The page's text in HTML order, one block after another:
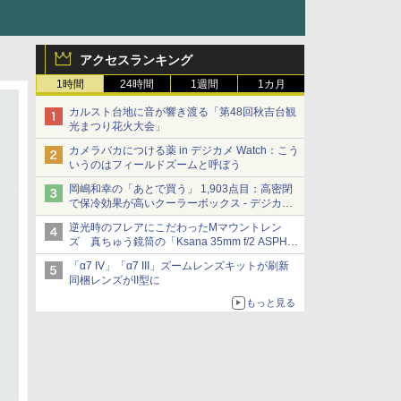
アクセスランキング
1時間 24時間 1週間 1カ月
カルスト台地に音が響き渡る「第48回秋吉台観
光まつり花火大会」
カメラバカにつける薬 in デジカメ Watch：こう
いうのはフィールドズームと呼ぼう
岡嶋和幸の「あとで買う」 1,903点目：高密閉
で保冷効果が高いクーラーボックス - デジカメ
Watch
逆光時のフレアにこだわったMマウントレン
ズ 真ちゅう鏡筒の「Ksana 35mm f/2 ASPH.
シルバークローム」
「α7 IV」「α7 III」ズームレンズキットが刷新
同梱レンズがII型に
もっと見る